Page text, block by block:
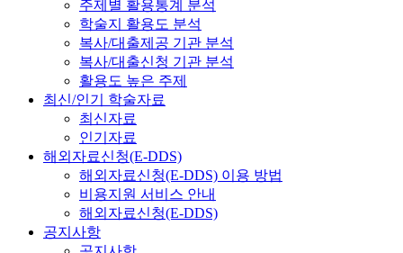
주제별 활용통계 분석
학술지 활용도 분석
복사/대출제공 기관 분석
복사/대출신청 기관 분석
활용도 높은 주제
최신/인기 학술자료
최신자료
인기자료
해외자료신청(E-DDS)
해외자료신청(E-DDS) 이용 방법
비용지원 서비스 안내
해외자료신청(E-DDS)
공지사항